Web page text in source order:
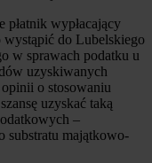
płatnik wypłacający
do Lubelskiego
w sprawach podatku u
uzyskiwanych
o stosowaniu
uzyskać taką
–
substratu majątkowo-